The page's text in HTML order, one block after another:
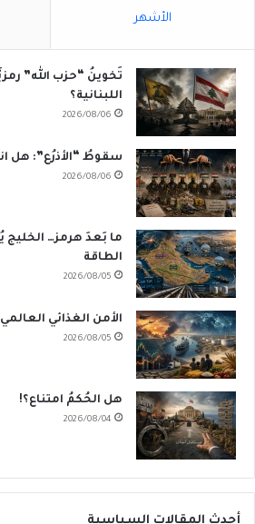
الأشهر
تَخوينُ “حزب الله”
اللبنانية؟
2026/08/06
سقوطُ “الأذرُع”: هل
2026/08/06
ما بَعدَ هرمز…
الطاقة
2026/08/05
الأمن الغذائي
2026/08/05
هل الحُكمُ امتناع؟!
2026/08/04
أحدث المقالات السياسية